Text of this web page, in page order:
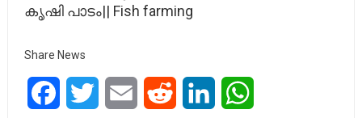
കൃഷി പാടം|| Fish farming
Share News
FacebookTwitter Email Reddit LinkedIn